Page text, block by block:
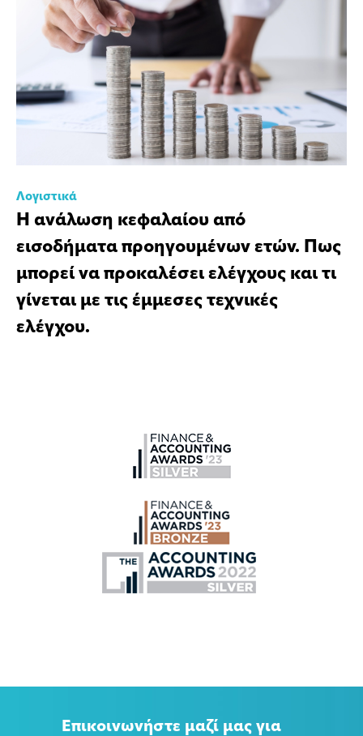
Λογιστικά
Η ανάλωση κεφαλαίου από
εισοδήματα προηγουμένων ετών. Πως
μπορεί να προκαλέσει ελέγχους και τι
γίνεται με τις έμμεσες τεχνικές
ελέγχου.
Επικοινωνήστε μαζί μας για